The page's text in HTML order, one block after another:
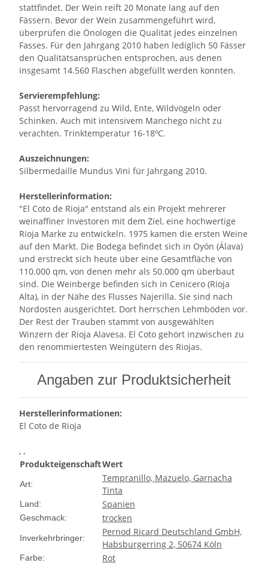
stattfindet. Der Wein reift 20 Monate lang auf den
Fässern. Bevor der Wein zusammengeführt wird,
überprüfen die Önologen die Qualität jedes einzelnen
Fasses. Für den Jahrgang 2010 haben lediglich 50 Fässer
den Qualitätsansprüchen entsprochen, aus denen
insgesamt 14.560 Flaschen abgefüllt werden konnten.
Servierempfehlung:
Passt hervorragend zu Wild, Ente, Wildvögeln oder
Schinken. Auch mit intensivem Manchego nicht zu
verachten. Trinktemperatur 16-18ºC.
Auszeichnungen:
Silbermedaille Mundus Vini für Jahrgang 2010.
Herstellerinformation:
"El Coto de Rioja" entstand als ein Projekt mehrerer
weinaffiner Investoren mit dem Ziel, eine hochwertige
Rioja Marke zu entwickeln. 1975 kamen die ersten Weine
auf den Markt. Die Bodega befindet sich in Oyón (Álava)
und erstreckt sich heute über eine Gesamtfläche von
110.000 qm, von denen mehr als 50.000 qm überbaut
sind. Die Weinberge befinden sich in Cenicero (Rioja
Alta), in der Nähe des Flusses Najerilla. Sie sind nach
Nordosten ausgerichtet. Dort herrschen Lehmböden vor.
Der Rest der Trauben stammt von ausgewählten
Winzern der Rioja Alavesa. El Coto gehört inzwischen zu
den renommiertesten Weingütern des Riojas.
Angaben zur Produktsicherheit
Herstellerinformationen:
El Coto de Rioja
, ,
ProdukteigenschaftWert
Art:
Tempranillo, Mazuelo, Garnacha
Tinta
Land: Spanien
Geschmack: trocken
Inverkehrbringer:
Pernod Ricard Deutschland GmbH,
Habsburgerring 2, 50674 Köln
Farbe: Rot